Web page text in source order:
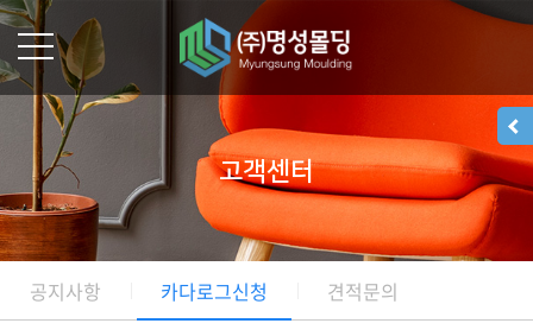
고객센터
공지사항 카다로그신청 견적문의